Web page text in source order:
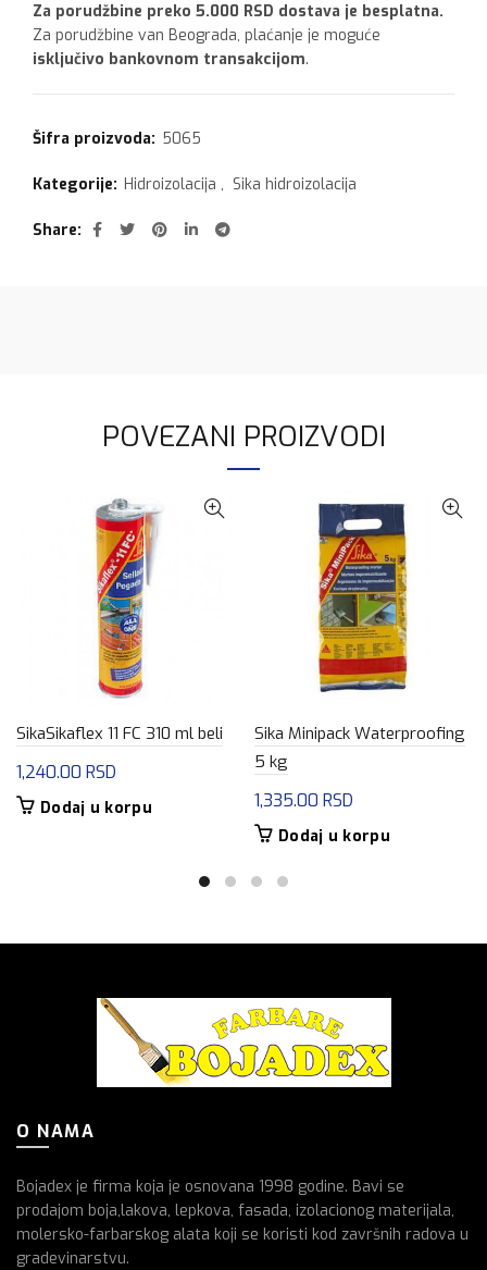
Za porudžbine preko 5.000 RSD dostava je besplatna.
Za porudžbine van Beograda, plaćanje je moguće
isključivo bankovnom transakcijom.
Šifra proizvoda: 5065
Kategorije: Hidroizolacija , Sika hidroizolacija
Share
POVEZANI PROIZVODI
SikaSikaflex 11 FC 310 ml beli
1,240.00 RSD
Dodaj u korpu
Sika Minipack Waterproofing
5 kg
1,335.00 RSD
Dodaj u korpu
O NAMA
Bojadex je firma koja je osnovana 1998 godine. Bavi se
prodajom boja,lakova, lepkova, fasada, izolacionog materijala,
molersko-farbarskog alata koji se koristi kod završnih radova u
gradevinarstvu.